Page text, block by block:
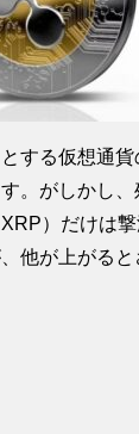
する仮想通
。がしかし
）だけは撃
他が上がる